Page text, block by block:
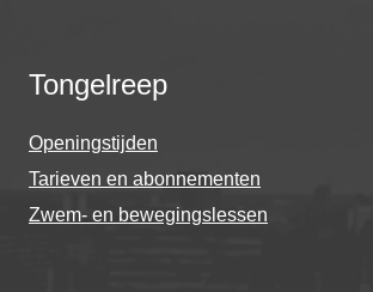
Tongelreep
Openingstijden
Tarieven en abonnementen
Zwem- en bewegingslessen